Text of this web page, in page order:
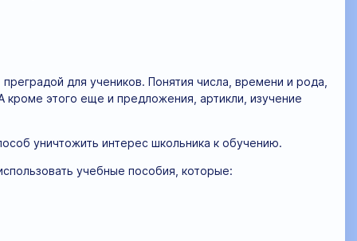
для учеников. Понятия числа, времени и рода,
этого еще и предложения, артикли, изучение
уничтожить интерес школьника к обучению.
учебные пособия, которые: